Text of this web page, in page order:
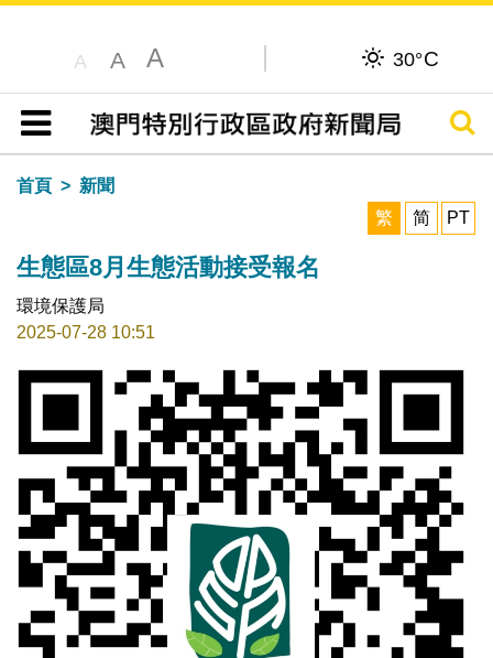
A A A 30°C
目錄
搜尋
首頁
新聞
繁
简 PT
生態區8月生態活動接受報名
環境保護局
2025-07-28 10:51